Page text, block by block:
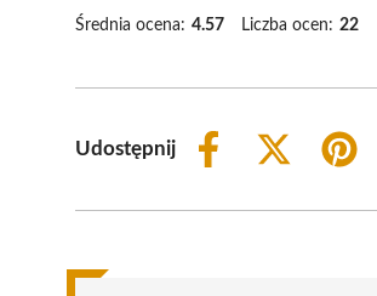
Średnia ocena: 4.57 Liczba ocen: 22
Udostępnij
Share
Share
(Twitter)
Share